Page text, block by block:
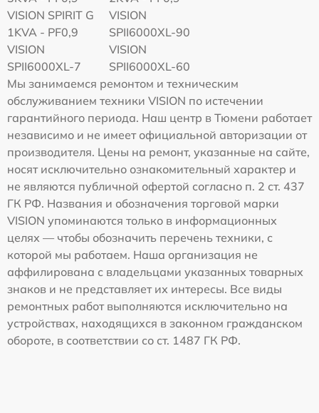
VISION SPIRIT G
1KVA - PF0,9
VISION
SPII6000XL-90
VISION
SPII6000XL-7
VISION
SPII6000XL-60
Мы занимаемся ремонтом и техническим
обслуживанием техники VISION по истечении
гарантийного периода. Наш центр в Тюмени работает
независимо и не имеет официальной авторизации от
производителя. Цены на ремонт, указанные на сайте,
носят исключительно ознакомительный характер и
не являются публичной офертой согласно п. 2 ст. 437
ГК РФ. Названия и обозначения торговой марки
VISION упоминаются только в информационных
целях — чтобы обозначить перечень техники, с
которой мы работаем. Наша организация не
аффилирована с владельцами указанных товарных
знаков и не представляет их интересы. Все виды
ремонтных работ выполняются исключительно на
устройствах, находящихся в законном гражданском
обороте, в соответствии со ст. 1487 ГК РФ.